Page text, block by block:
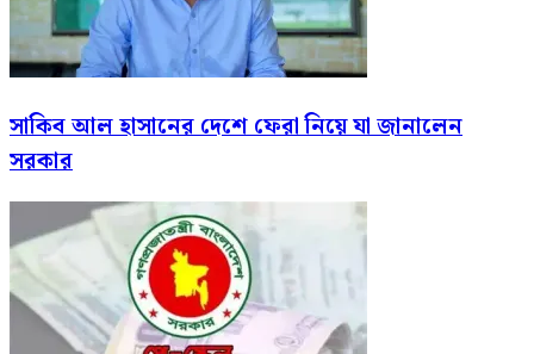
সাকিব আল হাসানের দেশে ফেরা নিয়ে যা জানালেন
সরকার